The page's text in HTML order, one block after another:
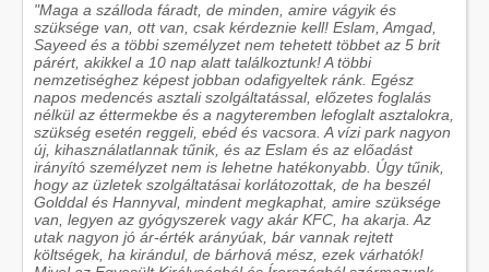
"Maga a szálloda fáradt, de minden, amire vágyik és
szüksége van, ott van, csak kérdeznie kell! Eslam, Amgad,
Sayeed és a többi személyzet nem tehetett többet az 5 brit
párért, akikkel a 10 nap alatt találkoztunk! A többi
nemzetiséghez képest jobban odafigyeltek ránk. Egész
napos medencés asztali szolgáltatással, előzetes foglalás
nélkül az éttermekbe és a nagyteremben lefoglalt asztalokra,
szükség esetén reggeli, ebéd és vacsora. A vízi park nagyon
új, kihasználatlannak tűnik, és az Eslam és az előadást
irányító személyzet nem is lehetne hatékonyabb. Úgy tűnik,
hogy az üzletek szolgáltatásai korlátozottak, de ha beszél
Golddal és Hannyval, mindent megkaphat, amire szüksége
van, legyen az gyógyszerek vagy akár KFC, ha akarja. Az
utak nagyon jó ár-érték arányúak, bár vannak rejtett
költségek, ha kirándul, de bárhová mész, ezek várhatók!